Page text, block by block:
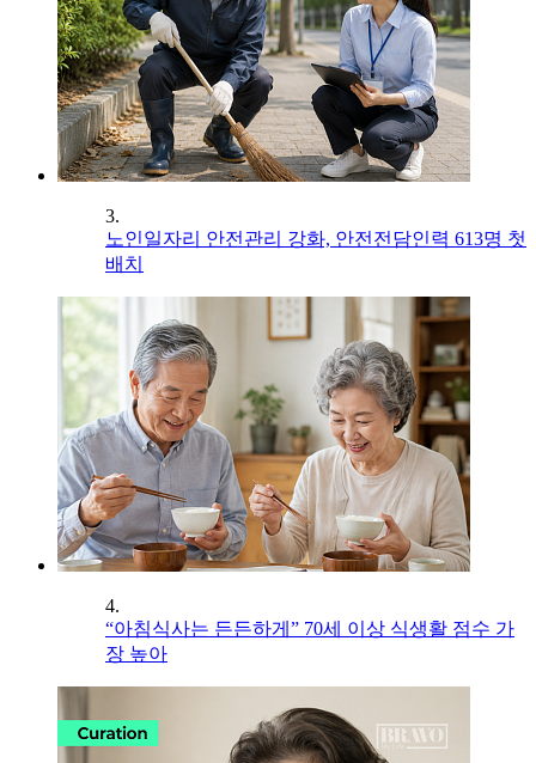
3.
노인일자리 안전관리 강화, 안전전담인력 613명 첫
배치
4.
“아침식사는 든든하게” 70세 이상 식생활 점수 가
장 높아